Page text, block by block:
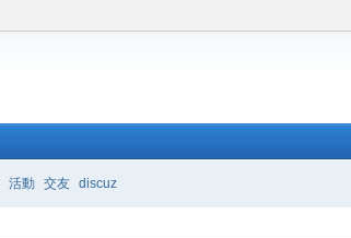
活動 交友 discuz